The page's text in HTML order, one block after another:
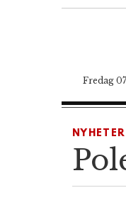
Fredag
NYHETER